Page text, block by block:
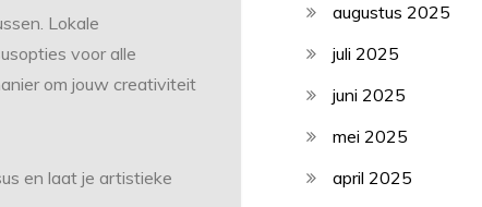
Lokale
voor alle
om jouw creativiteit
en laat je artistieke
augustus 2025
juli 2025
juni 2025
mei 2025
april 2025